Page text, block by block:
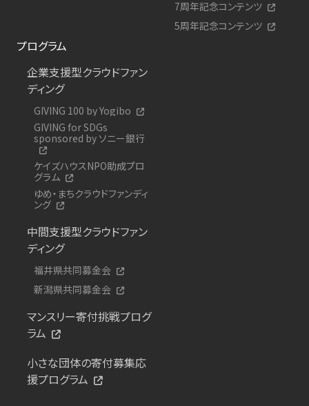
7周年記念コンテンツ
5周年記念コンテンツ
プログラム
企業支援型クラウドファン
ディング
GIVING 100 by Yogibo
GIVING for SDGs
sponsored by ソニー銀行
ケイズハウスNPO助成プロ
グラム
ゆめ・まちクラウドファンディ
ング
中間支援型クラウドファン
ディング
福井県共同募金会
新潟県共同募金会
マンスリー寄付挑戦プログ
ラム
小さな団体の寄付募集応
援プログラム